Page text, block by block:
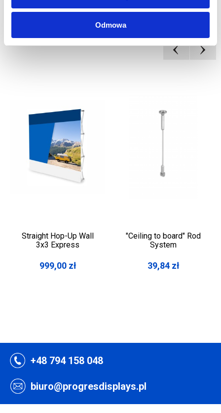
Odmowa
Straight Hop-Up Wall
3x3 Express
999,00 zł
"Ceiling to board" Rod
System
39,84 zł
+48 794 158 048
biuro@progresdisplays.pl